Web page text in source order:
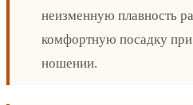
неизменную плавность
комфортную посадку
ношении.